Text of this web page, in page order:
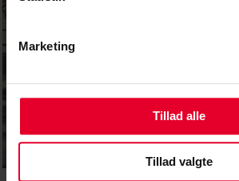
Marketing
Tillad alle
Tillad valgte